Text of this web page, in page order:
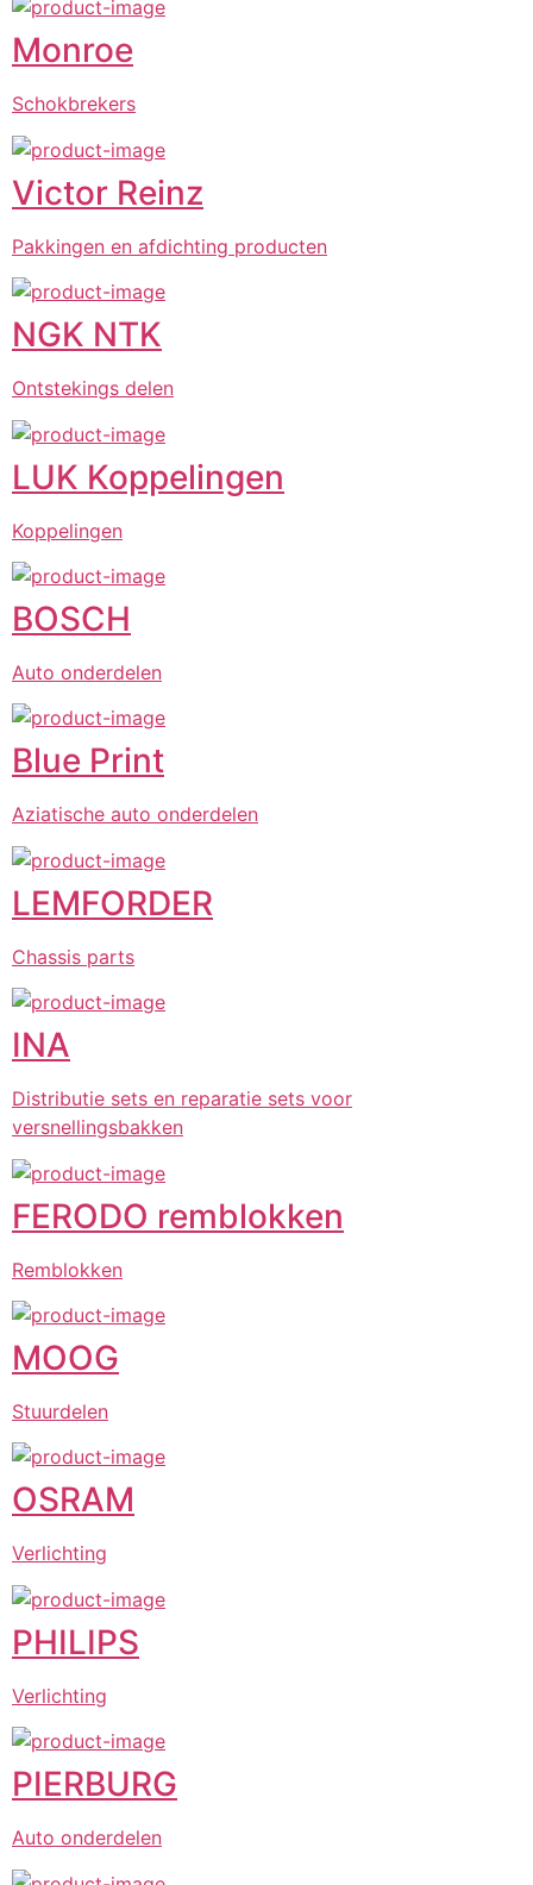
Monroe
Schokbrekers
Victor Reinz
Pakkingen en afdichting producten
NGK NTK
Ontstekings delen
LUK Koppelingen
Koppelingen
BOSCH
Auto onderdelen
Blue Print
Aziatische auto onderdelen
LEMFORDER
Chassis parts
INA
Distributie sets en reparatie sets voor
versnellingsbakken
FERODO remblokken
Remblokken
MOOG
Stuurdelen
OSRAM
Verlichting
PHILIPS
Verlichting
PIERBURG
Auto onderdelen